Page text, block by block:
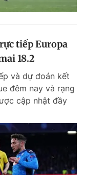
tiếp Europa
18.2
và dự đoán kết
đêm nay và rạng
cập nhật đầy